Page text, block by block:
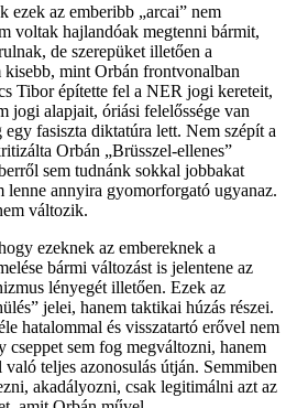
ezek az emberibb „arcai” nem
voltak hajlandóak megtenni bármit,
de szerepüket illetően a
kisebb, mint Orbán frontvonalban
Tibor építette fel a NER jogi kereteit,
jogi alapjait, óriási felelőssége van
fasiszta diktatúra lett. Nem szépít a
Orbán „Brüsszel-ellenes”
sem tudnánk sokkal jobbakat
lenne annyira gyomorforgató ugyanaz.
változik.
ezeknek az embereknek a
bármi változást is jelentene az
lényegét illetően. Ezek az
jelei, hanem taktikai húzás részei.
hatalommal és visszatartó erővel nem
cseppet sem fog megváltozni, hanem
teljes azonosulás útján. Semmiben
akadályozni, csak legitimálni azt az